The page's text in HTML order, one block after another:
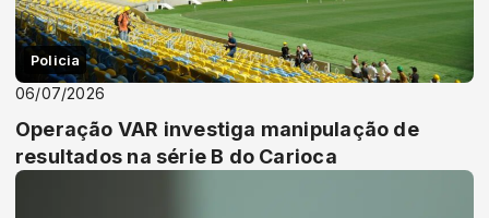
Policia
06/07/2026
Operação VAR investiga manipulação de
resultados na série B do Carioca